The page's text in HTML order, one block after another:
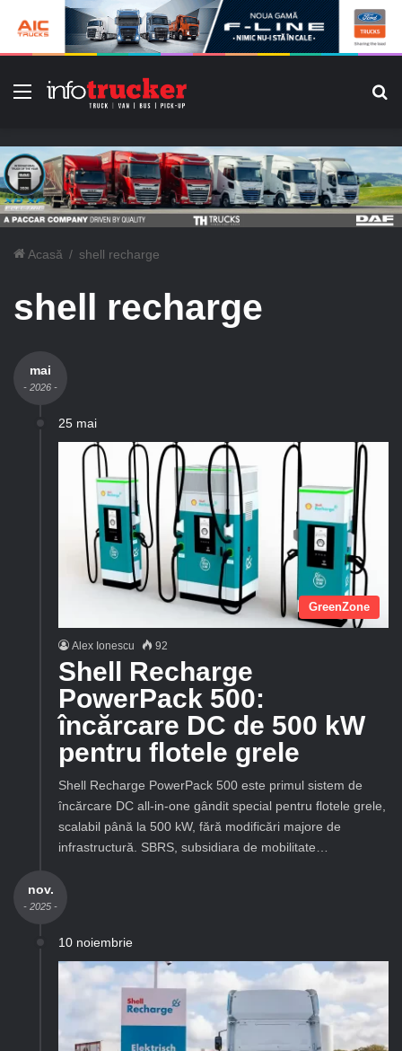
Meniu
Acasă / shell recharge
shell recharge
mai
- 2026 -
25 mai
GreenZone
Alex Ionescu 92
Shell Recharge
PowerPack 500:
încărcare DC de 500 kW
pentru flotele grele
Shell Recharge PowerPack 500 este primul sistem de
încărcare DC all-in-one gândit special pentru flotele grele,
scalabil până la 500 kW, fără modificări majore de
infrastructură. SBRS, subsidiara de mobilitate…
nov.
- 2025 -
10 noiembrie